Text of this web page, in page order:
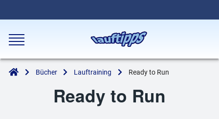
Bücher Lauftraining Ready to Run
Ready to Run